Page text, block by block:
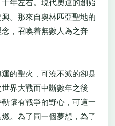
年左右。現代奧運的創始
。那來自奧林匹亞聖地的
，召喚着無數人為之奔
的聖火，可澆不滅的卻是
界大戰而中斷數年之後，
懷有戰爭的野心，可這一
。為了同一個夢想，為了